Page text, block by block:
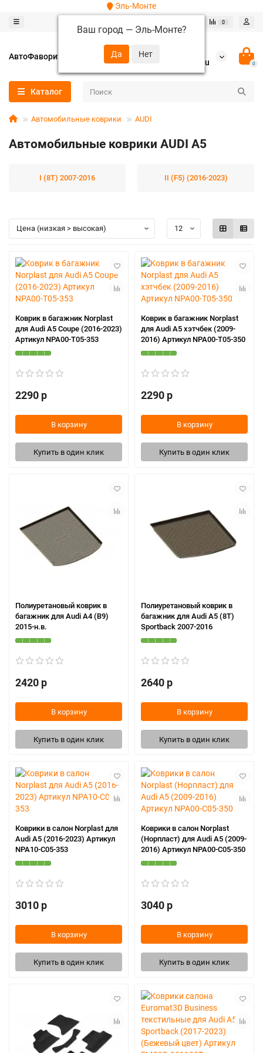
Эль-Монте
Ваш город — Эль-Монте?
0
АвтоФаворит
+7 (952) 288-64-62
autofavorit-spb@yandex.ru
0
Каталог
Автомобильные коврики AUDI
Автомобильные коврики AUDI A5
I (8T) 2007-2016 II (F5) (2016-2023)
Коврик в багажник Norplast
для Audi A5 Сoupe (2016-2023)
Артикул NPA00-T05-353
2290 р
В корзину
Купить в один клик
Коврик в багажник Norplast
для Audi A5 хэтчбек (2009-
2016) Артикул NPA00-T05-350
2290 р
В корзину
Купить в один клик
Полиуретановый коврик в
багажник для Audi A4 (B9)
2015-н.в.
2420 р
В корзину
Купить в один клик
Полиуретановый коврик в
багажник для Audi A5 (8T)
Sportback 2007-2016
2640 р
В корзину
Купить в один клик
Коврики в салон Norplast для
Audi A5 (2016-2023) Артикул
NPA10-C05-353
3010 р
В корзину
Купить в один клик
Коврики в салон Norplast
(Норпласт) для Audi A5 (2009-
2016) Артикул NPA00-C05-350
3040 р
В корзину
Купить в один клик